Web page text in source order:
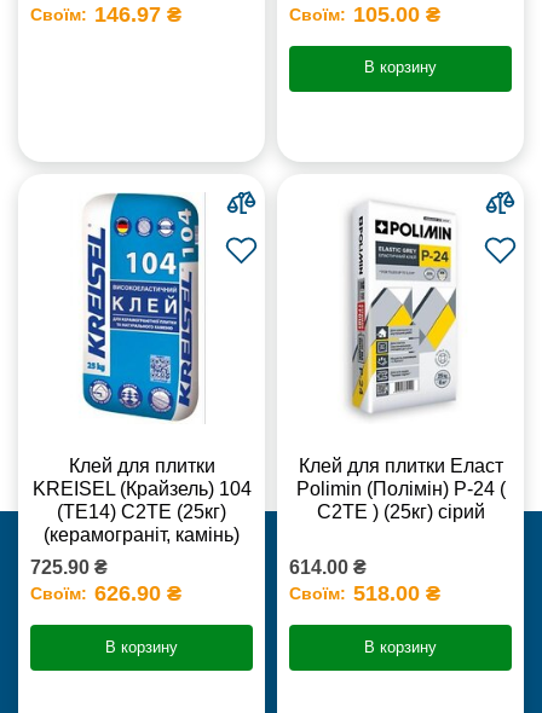
Своїм: 146.97 ₴ Своїм: 105.00 ₴
В корзину
Клей для плитки
KREISEL (Крайзель) 104
(ТЕ14) С2TE (25кг)
(керамограніт, камінь)
725.90 ₴
Своїм: 626.90 ₴
В корзину
Клей для плитки Еласт
Polimin (Полімін) Р-24 (
С2ТЕ ) (25кг) сірий
614.00 ₴
Своїм: 518.00 ₴
В корзину